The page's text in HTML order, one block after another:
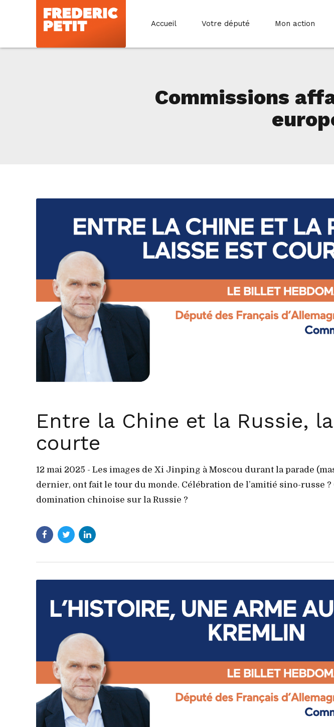
Accueil Votre député Mon action
Commissions
Entre la Chine et la Russie,
courte
12 mai 2025 - Les images de Xi Jinping à Moscou durant la parade
dernier, ont fait le tour du monde. Célébration de l’amitié sino-russe
domination chinoise sur la Russie ?